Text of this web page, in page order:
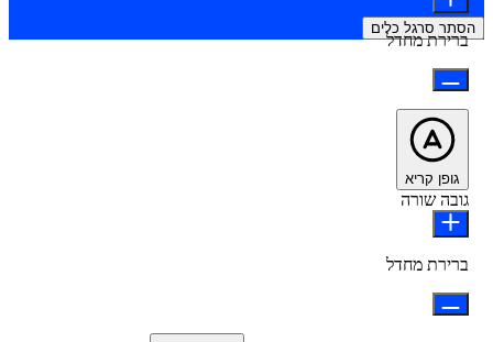
הסתר סרגל כלים
ברירת מחדל
גופן קריא
גובה שורה
ברירת מחדל